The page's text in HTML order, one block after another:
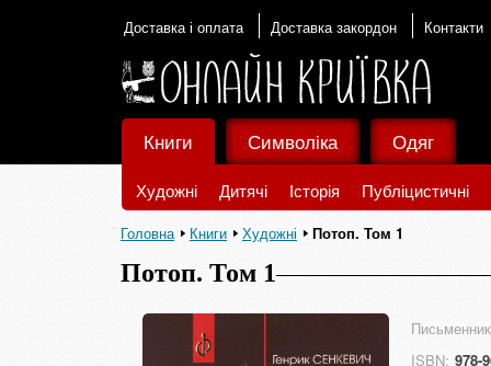
Доставка і оплата Доставка закордон Контакти
Книги
Художні Дитячі Історія Публіцистичні
Символіка Одяг
Головна Книги Художні Потоп. Том 1
Потоп. Том 1
ISBN: 978-